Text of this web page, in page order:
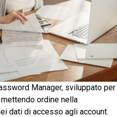
Manager, sviluppato per
ordine nella
dati di accesso agli account.